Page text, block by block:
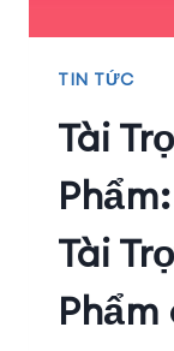
TIN TỨC
Tài
Tài